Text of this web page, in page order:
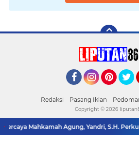
Redaksi Pasang Iklan
Mahkamah Agung, Yandri, S.H. Perkuat
Copyright © 2026